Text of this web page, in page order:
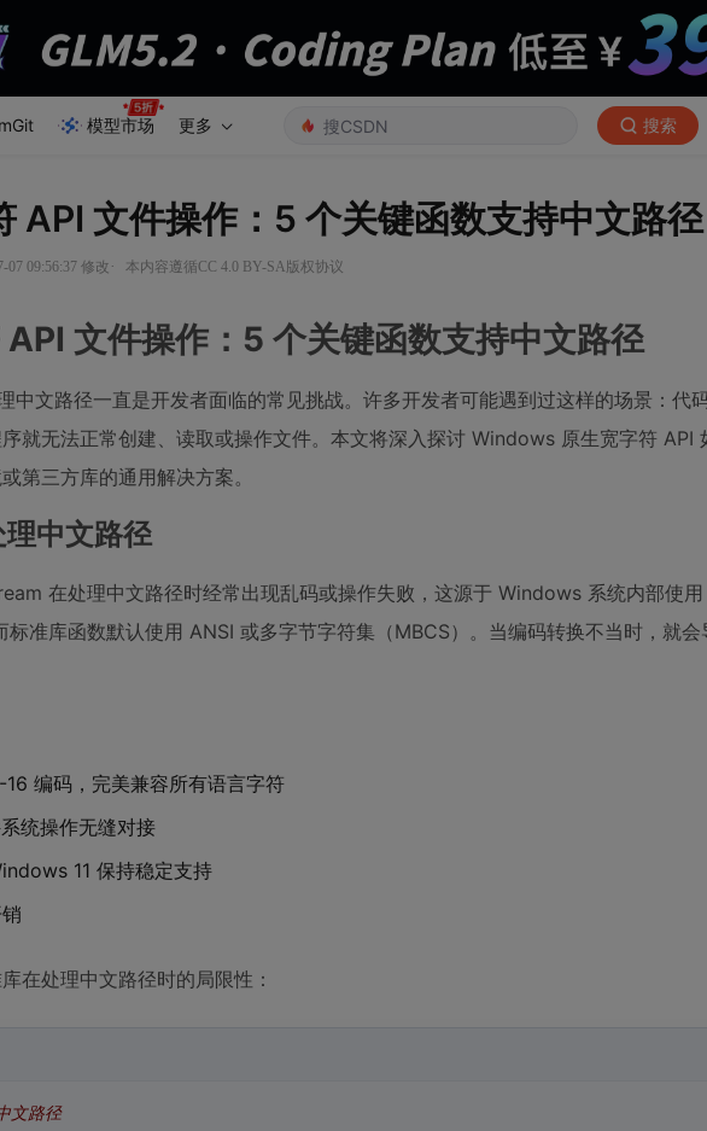
模型市场 更多 搜索
文件操作：5 个关键函数支持中文路径
07 09:56:37 修改 · 本内容遵循CC 4.0 BY-SA版权协议
文件操作：5 个关键函数支持中文路径
文路径一直是开发者面临的常见挑战。许多开发者可能遇到过这样的场景：代
就无法正常创建、读取或操作文件。本文将深入探讨 Windows 原生宽字符 API
第三方库的通用解决方案。
中文路径
在处理中文路径时经常出现乱码或操作失败，这源于 Windows 系统内部使用
准库函数默认使用 ANSI 或多字节字符集（MBCS）。当编码转换不当时，就会
16 编码，完美兼容所有语言字符
统操作无缝对接
11 保持稳定支持
在处理中文路径时的局限性：
文路径